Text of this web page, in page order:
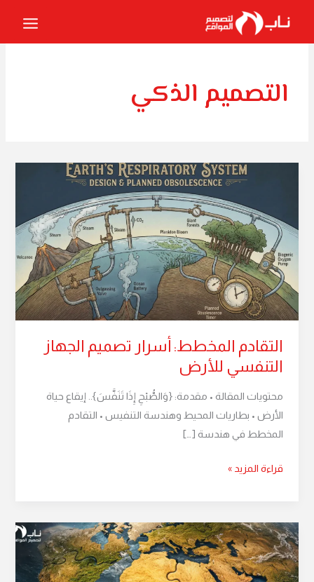
المحتوى
التصميم الذكي
التقادم المخطط: أسرار تصميم الجهاز
التنفسي للأرض
محتويات المقالة • مقدمة: {وَالصُّبْحِ إِذَا تَنَفَّسَ}.. إيقاع حياة
الأرض • بطاريات المحيط وهندسة التنفيس • التقادم
المخطط في هندسة […]
أسرار
تصميم
الجهاز
التنفسي
للأرض
قراءة المزيد »
نظرية
الأرض
المتوسعة: